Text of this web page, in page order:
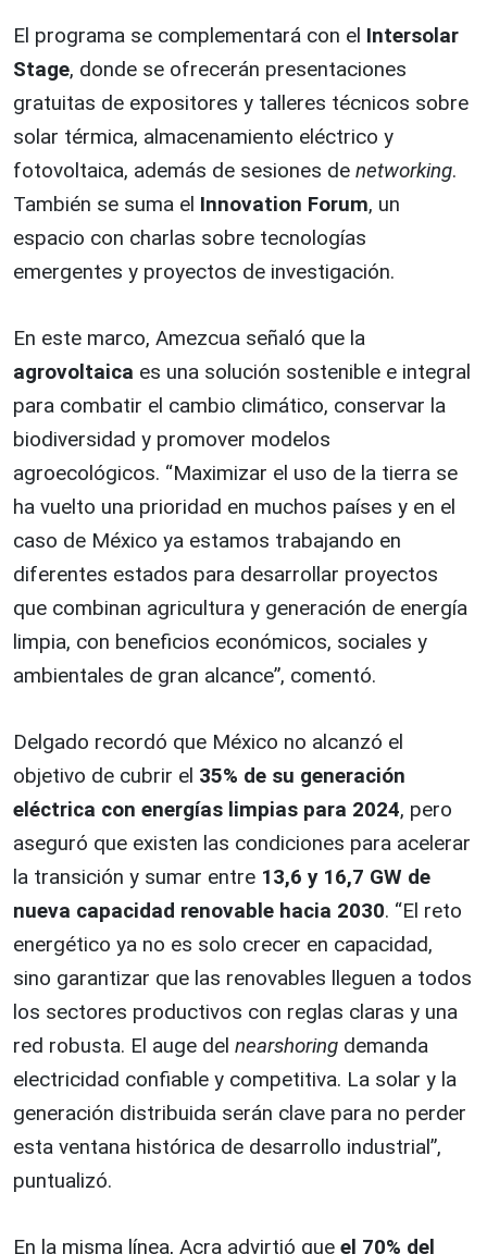
El programa se complementará con el Intersolar
Stage, donde se ofrecerán presentaciones
gratuitas de expositores y talleres técnicos sobre
solar térmica, almacenamiento eléctrico y
fotovoltaica, además de sesiones de networking.
También se suma el Innovation Forum, un
espacio con charlas sobre tecnologías
emergentes y proyectos de investigación.
En este marco, Amezcua señaló que la
agrovoltaica es una solución sostenible e integral
para combatir el cambio climático, conservar la
biodiversidad y promover modelos
agroecológicos. “Maximizar el uso de la tierra se
ha vuelto una prioridad en muchos países y en el
caso de México ya estamos trabajando en
diferentes estados para desarrollar proyectos
que combinan agricultura y generación de energía
limpia, con beneficios económicos, sociales y
ambientales de gran alcance”, comentó.
Delgado recordó que México no alcanzó el
objetivo de cubrir el 35% de su generación
eléctrica con energías limpias para 2024, pero
aseguró que existen las condiciones para acelerar
la transición y sumar entre 13,6 y 16,7 GW de
nueva capacidad renovable hacia 2030. “El reto
energético ya no es solo crecer en capacidad,
sino garantizar que las renovables lleguen a todos
los sectores productivos con reglas claras y una
red robusta. El auge del nearshoring demanda
electricidad confiable y competitiva. La solar y la
generación distribuida serán clave para no perder
esta ventana histórica de desarrollo industrial”,
puntualizó.
En la misma línea, Acra advirtió que el 70% del